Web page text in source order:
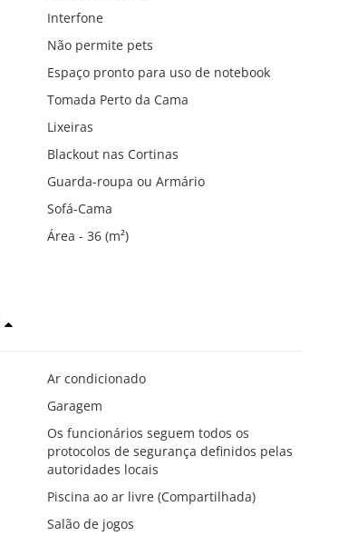
Interfone
Não permite pets
Espaço pronto para uso de notebook
Tomada Perto da Cama
Lixeiras
Blackout nas Cortinas
Guarda-roupa ou Armário
Sofá-Cama
Área - 36 (m²)
Ar condicionado
Garagem
Os funcionários seguem todos os
protocolos de segurança definidos pelas
autoridades locais
Piscina ao ar livre (Compartilhada)
Salão de jogos